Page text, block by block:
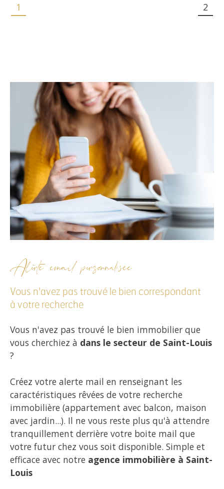
1 2
Alerte email personnalisée
Vous n'avez pas trouvé le bien correspondant
à votre recherche
Vous n'avez pas trouvé le bien immobilier que
vous cherchiez à dans le secteur de Saint-Louis
?
Créez votre alerte mail en renseignant les
caractéristiques rêvées de votre recherche
immobilière (appartement avec balcon, maison
avec jardin...). Il ne vous reste plus qu'à attendre
tranquillement derrière votre boite mail que
votre futur chez vous soit disponible. Simple et
efficace avec notre agence immobilière à Saint-
Louis